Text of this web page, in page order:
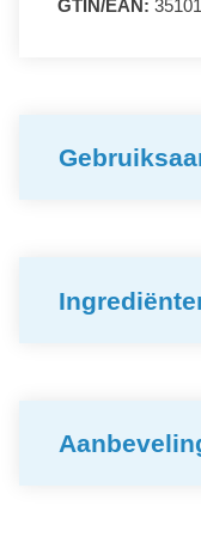
GTIN/EAN: